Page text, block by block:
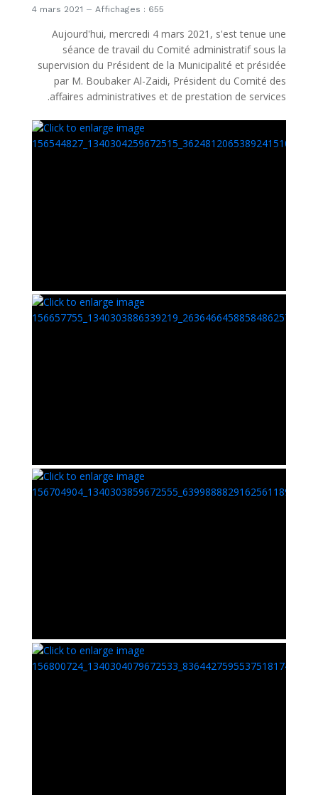
4 mars 2021 Affichages : 655
Aujourd'hui, mercredi 4 mars 2021, s'est tenue une
séance de travail du Comité administratif sous la
supervision du Président de la Municipalité et présidée
par M. Boubaker Al-Zaidi, Président du Comité des
affaires administratives et de prestation de services.